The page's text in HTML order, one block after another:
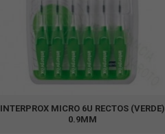
INTERPROX MICRO 6U RECTOS (VERDE)
0.9MM